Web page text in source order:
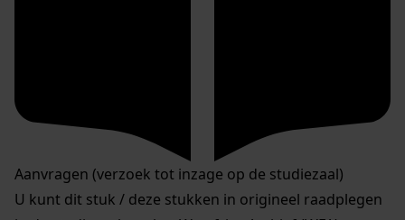
Aanvragen (verzoek tot inzage op de studiezaal)
U kunt dit stuk / deze stukken in origineel raadplegen